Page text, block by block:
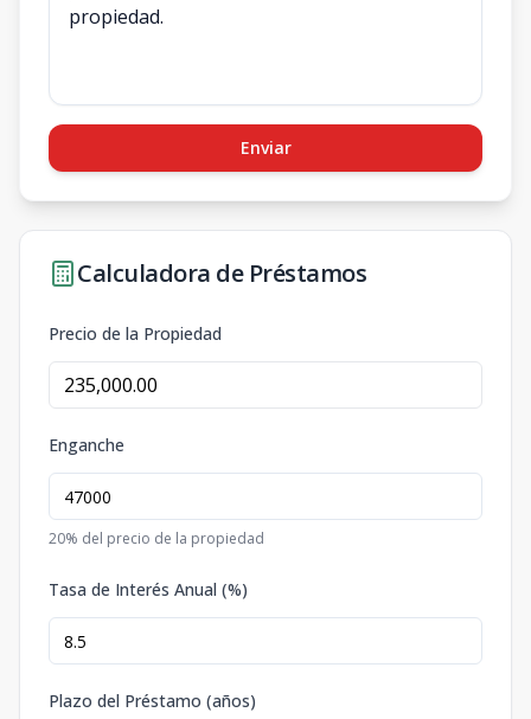
Enviar
Calculadora de Préstamos
Precio de la Propiedad
Enganche
20% del precio de la propiedad
Tasa de Interés Anual (%)
Plazo del Préstamo (años)